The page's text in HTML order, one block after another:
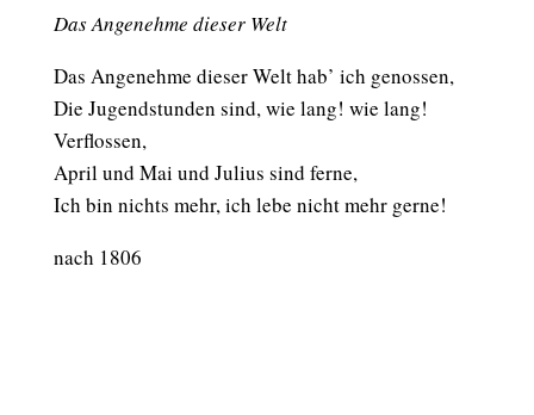
Das Angenehme dieser Welt
Das Angenehme dieser Welt hab’ ich genossen,
Die Jugendstunden sind, wie lang! wie lang!
Verflossen,
April und Mai und Julius sind ferne,
Ich bin nichts mehr, ich lebe nicht mehr gerne!
nach 1806